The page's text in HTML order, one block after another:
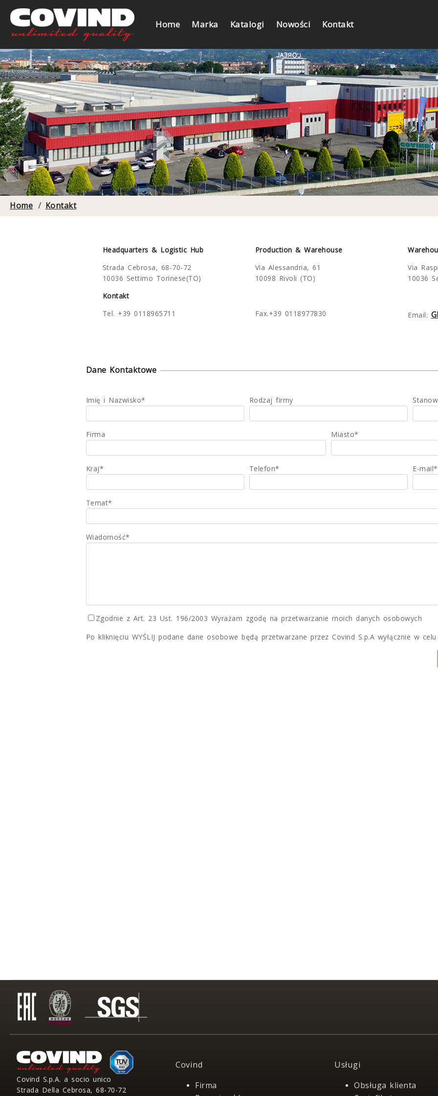
Home Marka Katalogi Nowości Kontakt
Home / Kontakt
Headquarters & Logistic Hub
Strada Cebrosa, 68-70-72
10036 Settimo Torinese(TO)
Kontakt
Tel. +39 0118965711
Production & Warehouse
Via Alessandria, 61
10098 Rivoli (TO)
Fax.+39 0118977830
Via
10036
Email:
Dane Kontaktowe
Imię i Nazwisko* Rodzaj firmy
Firma Miasto*
Kraj* Telefon* E-mail*
Temat*
Wiadomość*
Zgodnie z Art. 23 Ust. 196/2003 Wyrażam zgodę na przetwarzanie moich danych osobowych
Po kliknięciu WYŚLIJ podane dane osobowe będą przetwarzane przez Covind S.p.A wyłącznie w
Covind S.p.A. a socio unico
Strada Della Cebrosa, 68-70-72
Covind
Firma
Usługi
Obsługa klienta